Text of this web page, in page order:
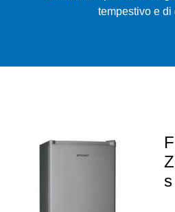
tempestivo e di
s